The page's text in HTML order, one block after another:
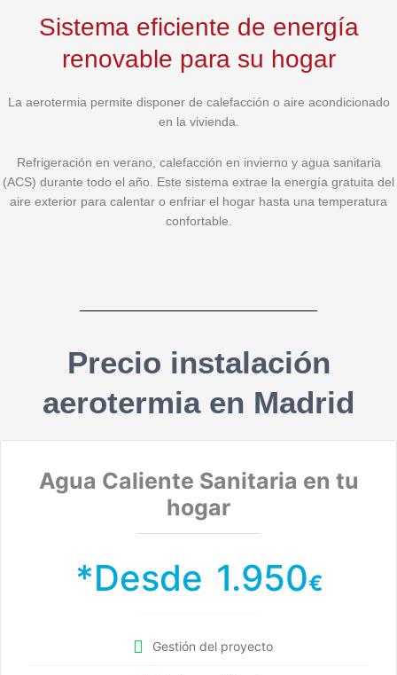
Sistema eficiente de energía
renovable para su hogar
La aerotermia permite disponer de calefacción o aire acondicionado
en la vivienda.
Refrigeración en verano, calefacción en invierno y agua sanitaria
(ACS) durante todo el año. Este sistema extrae la energía gratuita del
aire exterior para calentar o enfriar el hogar hasta una temperatura
confortable.
Precio instalación
aerotermia en Madrid
Agua Caliente Sanitaria en tu
hogar
*Desde 1.950€
Gestión del proyecto